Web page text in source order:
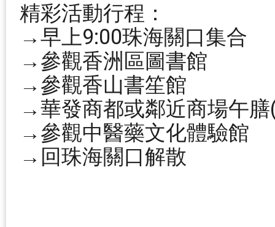
精彩活動行
→早上9:00珠海關口集合
→參觀香洲區圖書館
→參觀香山書笙館
→華發商都或鄰近商場午
→參觀中醫藥文化體驗館
→回珠海關口解散